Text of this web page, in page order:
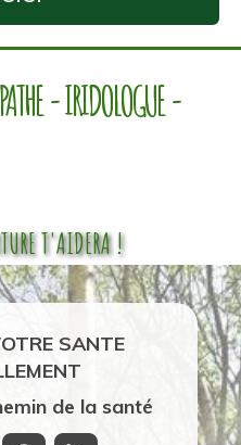
- IRIDOLOGUE -
T'AIDERA !
SANTE
de la santé